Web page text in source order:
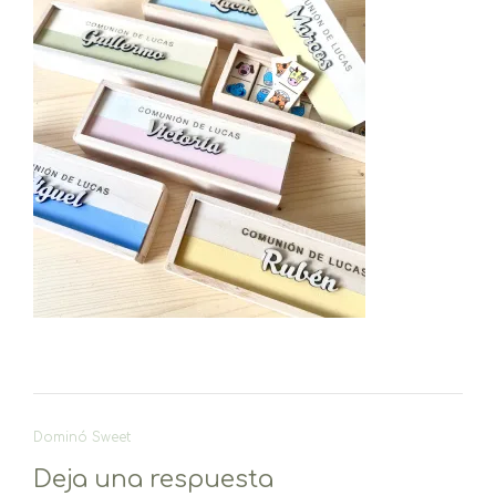
Navegación
entradas
Dominó Sweet
Deja una respuesta